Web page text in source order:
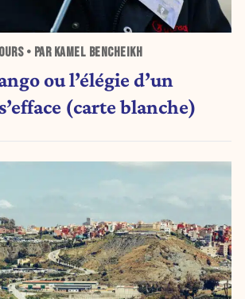
• PAR KAMEL BENCHEIKH
ou l’élégie d’un
(carte blanche)